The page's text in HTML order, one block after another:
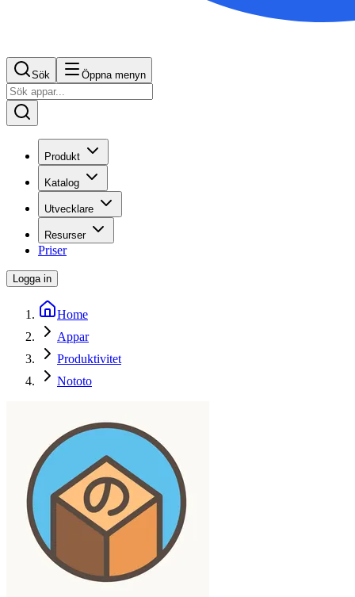
Sök Öppna menyn
Produkt
Katalog
Utvecklare
Resurser
Priser
Logga in
Home
Appar
Produktivitet
Nototo